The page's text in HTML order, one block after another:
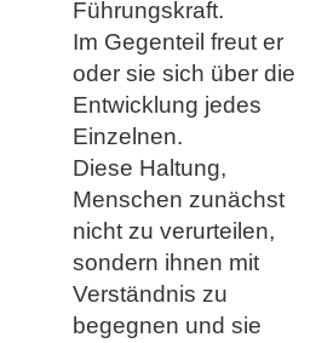
Führungskraft.
Im Gegenteil freut er
oder sie sich über die
Entwicklung jedes
Einzelnen.
Diese Haltung,
Menschen zunächst
nicht zu verurteilen,
sondern ihnen mit
Verständnis zu
begegnen und sie